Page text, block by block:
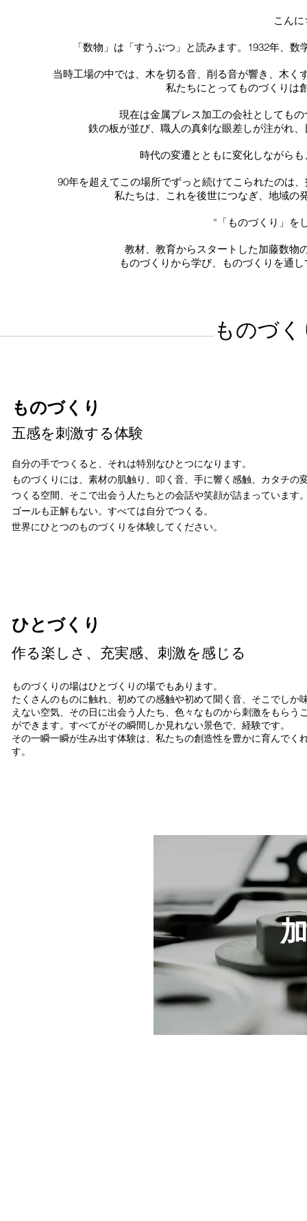
こん
「数物」は「すうぶつ」と読みます。 1932年、数
当時工場の中では、木を切る音、削る音が響き、木く
私たちにとってものづくりは
現在は金属プレス加工の会社としても
鉄の板が並び、職人の真剣な眼差しが注がれ、
時代の変遷とともに変化しながらも
90年を超えてこの場所でずっと続けてこられたのは、
私たちは、これを後世につなぎ、地域の
“「ものづくり」を
教材、教育からスタートした加藤数物
ものづくりから学び、
ものづくりを通
ものづ
ものづくり
​五感を刺激する体験
自分の手でつくると、それは特別なひとつになります。
ものづくりには、素材の肌触り、叩く音、手に響く感触、カタチの
つくる空間、そこで出会う人たちとの会話や笑顔が詰まっています
ゴールも正解もない。すべては自分でつくる。
世界にひとつのものづくりを体験してください。
ひとづくり
作る楽しさ、充実感、刺激を感じる
ものづくりの場はひとづくりの場でもあります。
たくさんのものに触れ、初めての感触や初めて聞く音、そこでしか
えない空気、その日に出会う人たち、色々なものから刺激をもらう
ができます。すべてがその瞬間しか見れない景色で、経験です。
その一瞬一瞬が生み出す体験は、私たちの創造性を豊かに育んでく
す。